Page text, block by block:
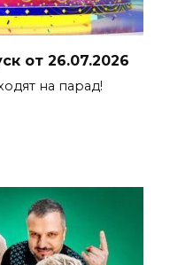
от 26.07.2026
на парад!